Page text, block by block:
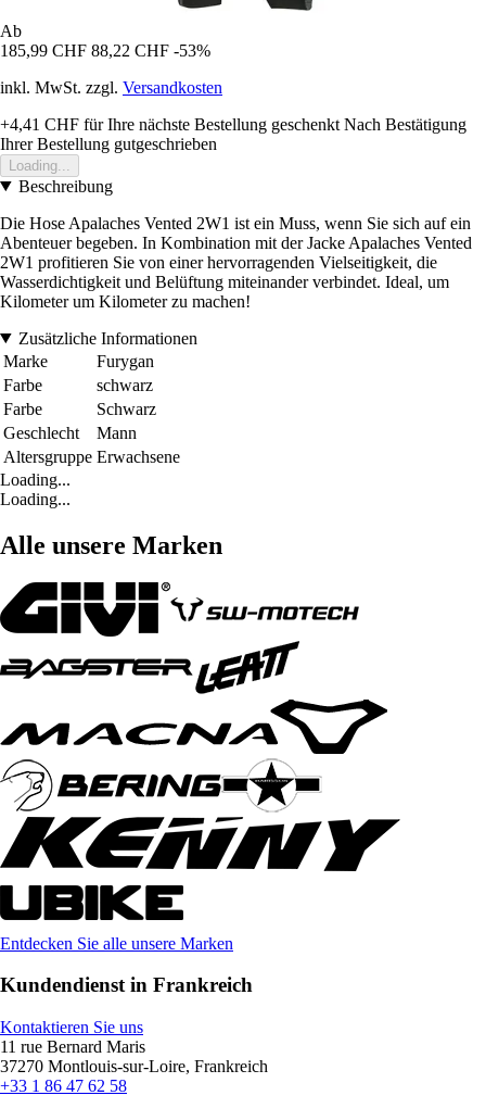
Ab
185,99 CHF 88,22 CHF -53%
inkl. MwSt. zzgl. Versandkosten
+4,41 CHF für Ihre nächste Bestellung geschenkt Nach Bestätigung
Ihrer Bestellung gutgeschrieben
Loading...
Beschreibung
Die Hose Apalaches Vented 2W1 ist ein Muss, wenn Sie sich auf ein
Abenteuer begeben. In Kombination mit der Jacke Apalaches Vented
2W1 profitieren Sie von einer hervorragenden Vielseitigkeit, die
Wasserdichtigkeit und Belüftung miteinander verbindet. Ideal, um
Kilometer um Kilometer zu machen!
Zusätzliche Informationen
Marke
Furygan
Farbe
schwarz
Farbe
Schwarz
Geschlecht
Mann
Altersgruppe Erwachsene
Loading...
Loading...
Alle unsere Marken
Entdecken Sie alle unsere Marken
Kundendienst in Frankreich
Kontaktieren Sie uns
11 rue Bernard Maris
37270 Montlouis-sur-Loire, Frankreich
+33 1 86 47 62 58